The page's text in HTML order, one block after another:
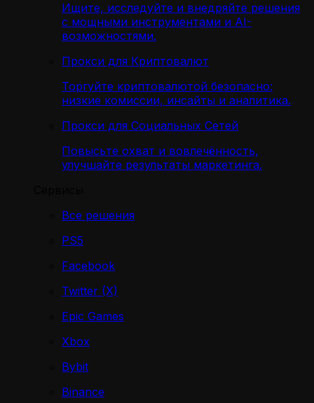
Ищите, исследуйте и внедряйте решения
с мощными инструментами и AI-
возможностями.
Прокси для Криптовалют
Торгуйте криптовалютой безопасно:
низкие комиссии, инсайты и аналитика.
Прокси для Социальных Сетей
Повысьте охват и вовлечённость,
улучшайте результаты маркетинга.
Все решения
PS5
Facebook
Twitter (X)
Epic Games
Xbox
Bybit
Binance